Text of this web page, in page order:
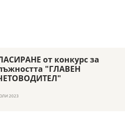
от конкурс за
"ГЛАВЕН
2023